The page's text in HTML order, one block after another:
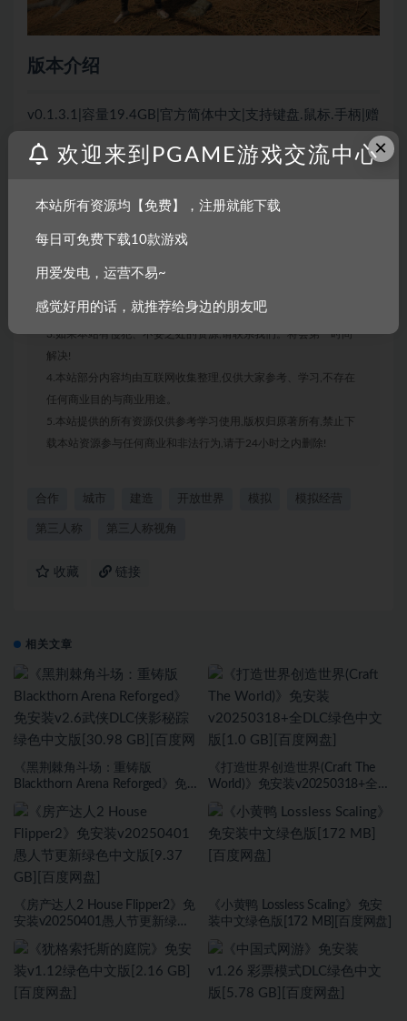
版本介绍
v0.1.3.1|容量19.4GB|官方简体中文|支持键盘.鼠标.手柄|赠
1.本站部分内容转载自其它媒体,但并不代表本站赞同其观点和对
其真实性负责。
法使用。
3.如果本站有侵犯、不妥之处的资源,请联系我们。将会第一时间
解决!
4.本站部分内容均由互联网收集整理,仅供大家参考、学习,不存在
任何商业目的与商业用途。
5.本站提供的所有资源仅供参考学习使用,版权归原著所有,禁止下
载本站资源参与任何商业和非法行为,请于24小时之内删除!
合作 城市 建造 开放世界 模拟 模拟经营
第三人称 第三人称视角
收藏 链接
相关文章
《黑荆棘角斗场：重铸版
Blackthorn Arena Reforged》免
文版[30.98 GB][百度网盘]
《打造世界创造世界(Craft The
World)》免安装v20250318+全
盘]
《房产达人2 House Flipper2》免
安装v20250401愚人节更新绿色
《小黄鸭 Lossless Scaling》免安
装中文绿色版[172 MB][百度网盘]
×
欢迎来到PGAME游戏交流中心
本站所有资源均【免费】，注册就能下载
每日可免费下载10款游戏
用爱发电，运营不易~
感觉好用的话，就推荐给身边的朋友吧